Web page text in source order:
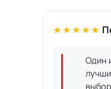
★★★★★
Один